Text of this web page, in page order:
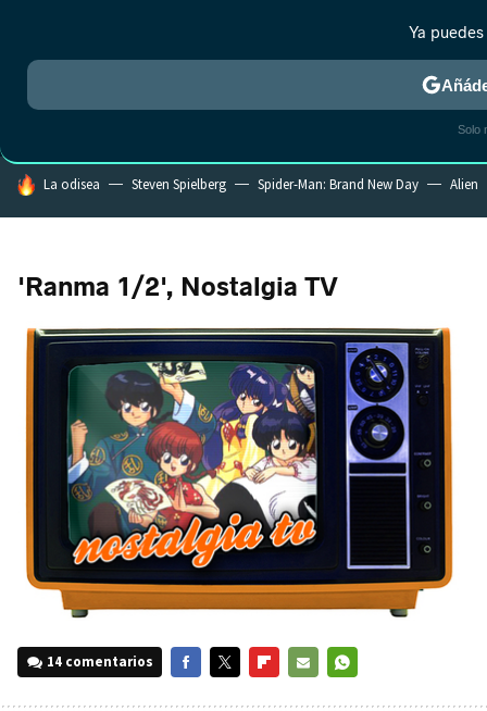
MENÚ NUEVO
HOY SE HABLA DE
La odisea Steven Spielberg Spider-Man: Brand New Day Alien
'Ranma 1/2', Nostalgia TV
14 comentarios
Ya
Solo